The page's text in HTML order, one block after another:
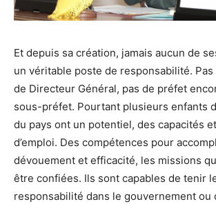
Et depuis sa création, jamais aucun de
un véritable poste de responsabilité.
de Directeur Général, pas de préfet
sous-préfet. Pourtant plusieurs enfants
du pays ont un potentiel, des capacités
d’emploi. Des compétences pour
dévouement et efficacité, les missions
être confiées. Ils sont capables de tenir
responsabilité dans le gouvernement ou